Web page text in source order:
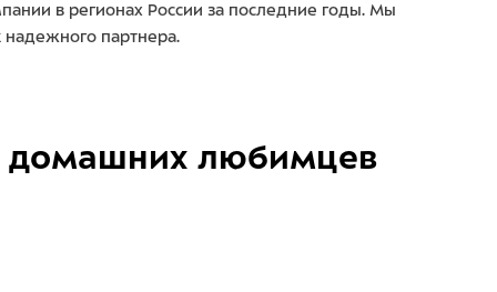
в регионах России за последние годы. Мы
надежного партнера.
домашних любимцев